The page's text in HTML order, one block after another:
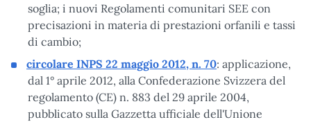
soglia; i nuovi Regolamenti comunitari SEE con
precisazioni in materia di prestazioni orfanili e tassi
di cambio;
circolare INPS 22 maggio 2012, n. 70: applicazione,
dal 1° aprile 2012, alla Confederazione Svizzera del
regolamento (CE) n. 883 del 29 aprile 2004,
pubblicato sulla Gazzetta ufficiale dell'Unione